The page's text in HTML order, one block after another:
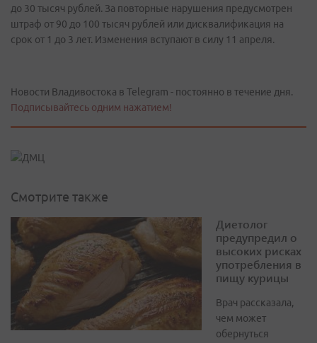
до 30 тысяч рублей. За повторные нарушения предусмотрен
штраф от 90 до 100 тысяч рублей или дисквалификация на
срок от 1 до 3 лет. Изменения вступают в силу 11 апреля.
Новости Владивостока в Telegram - постоянно в течение дня.
Подписывайтесь одним нажатием!
Смотрите также
Диетолог
предупредил о
высоких рисках
употребления в
пищу курицы
Врач рассказала,
чем может
обернуться